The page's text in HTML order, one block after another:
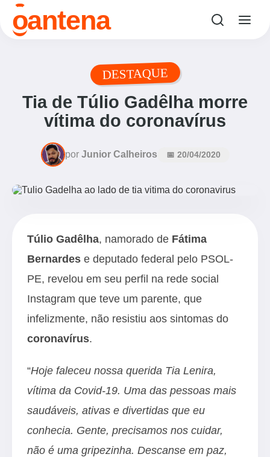
oantena
DESTAQUE
Tia de Túlio Gadêlha morre
vítima do coronavírus
por Junior Calheiros 📅 20/04/2020
Túlio Gadêlha, namorado de Fátima
Bernardes e deputado federal pelo PSOL-
PE, revelou em seu perfil na rede social
Instagram que teve um parente, que
infelizmente, não resistiu aos sintomas do
coronavírus.
“Hoje faleceu nossa querida Tia Lenira,
vítima da Covid-19. Uma das pessoas mais
saudáveis, ativas e divertidas que eu
conhecia. Gente, precisamos nos cuidar,
não é uma gripezinha. Descanse em paz,